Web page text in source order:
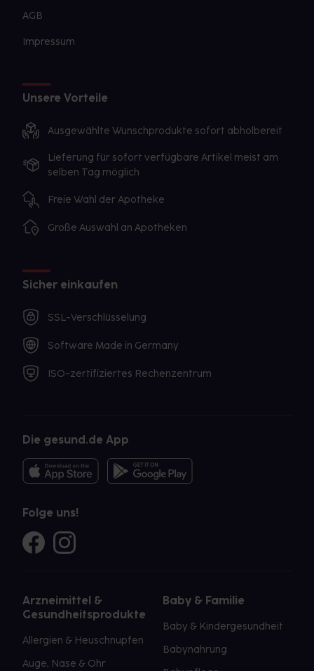
AGB
Impressum
Unsere Vorteile
Ausgewählte Wunschprodukte sofort abholbereit
Lieferung für sofort verfügbare Artikel meist am
selben Tag möglich
Freie Wahl der Apotheke
Große Auswahl an Apotheken
Sicher einkaufen
SSL-Verschlüsselung
Software Made in Germany
ISO-zertifiziertes Rechenzentrum
Die gesund.de App
Folge uns!
Arzneimittel &
Gesundheitsprodukte
Allergien & Heuschnupfen
Auge, Nase & Ohr
Baby & Familie
Baby & Kindergesundheit
Babynahrung